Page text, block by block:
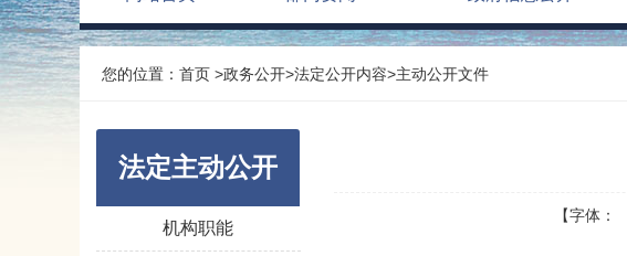
您的位置： 首页 >政务公开>法定公开内容>主动公开文件
法定主动公开
机构职能
【字体：